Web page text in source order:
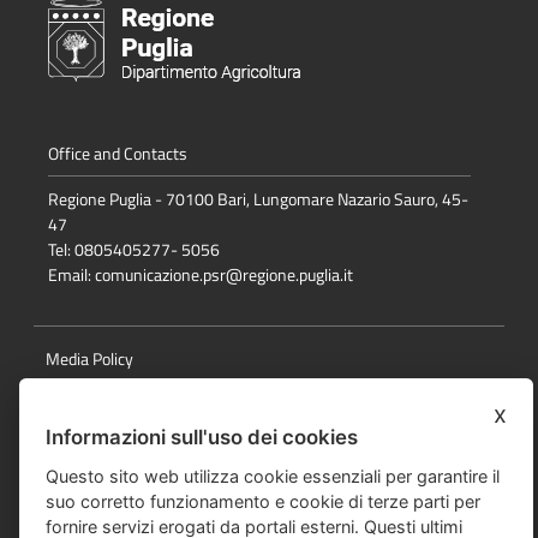
Determinazione Sezione Attuazione programmi
comunitari per l'agricoltura n. 679 del 26.09.2025
Sottomisura 19.2 - Provvedimento di
concessione di ulteriore proroga in
del G.A.L. Terra dei Messapi s.r.l. –
Intervento 7.5.4.1
comunitari per l'agricoltura n. 673 del 25.09.2025
Sottomisura 19.2 - Provvedimento di
sanatoria per ultimazione dei lavori in
favore del G.A.L. Terra dei Messapi s.r.l. –
Intervento 7.5.2.4 sottointervento c)
Determinazione Sezione Attuazione programmi
Sottomisura 19.2 - Provvedimento di
concessione di ulteriore proroga in
Office and Contacts
Regione Puglia - 70100 Bari, Lungomare Nazario Sauro, 45-
47
Tel: 0805405277- 5056
Email:comunicazione.psr@regione.puglia.it
Media Policy
Privacy Policy
Responsabile della pubblicazione
x
Informazioni sull'uso dei cookies
Questo sito web utilizza cookie essenziali per garantire il
suo corretto funzionamento e cookie di terze parti per
fornire servizi erogati da portali esterni. Questi ultimi